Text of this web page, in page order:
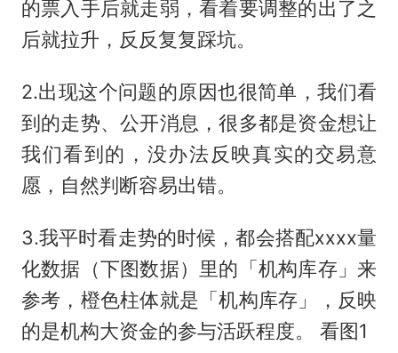
的票入手后就走弱，看着要调整的出了之
后就拉升，反反复复踩坑。
2.出现这个问题的原因也很简单，我们看
到的走势、公开消息，很多都是资金想让
我们看到的，没办法反映真实的交易意
愿，自然判断容易出错。
3.我平时看走势的时候，都会搭配xxxx量
化数据（下图数据）里的「机构库存」来
参考，橙色柱体就是「机构库存」，反映
的是机构大资金的参与活跃程度。 看图1